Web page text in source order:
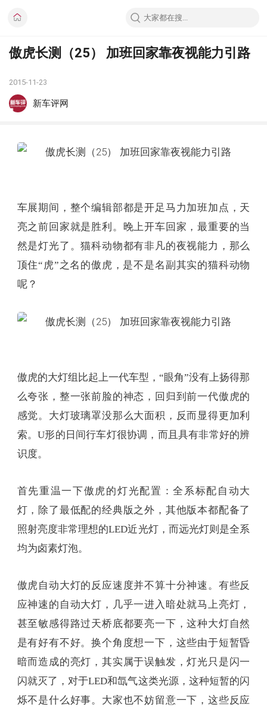
傲虎长测（25） 加班回家靠夜视能力引路
2015-11-23
新车评网
车展期间，整个编辑部都是开足马力加班加点，天
亮之前回家就是胜利。晚上开车回家，最重要的当
然是灯光了。猫科动物都有非凡的夜视能力，那么
顶住“虎”之名的傲虎，是不是名副其实的猫科动物
呢？
傲虎的大灯组比起上一代车型，“眼角”没有上扬得那
么夸张，整一张前脸的神态，回归到前一代傲虎的
感觉。大灯玻璃罩没那么大面积，反而显得更加利
索。U形的日间行车灯很协调，而且具有非常好的辨
识度。
首先重温一下傲虎的灯光配置：全系标配自动大
灯，除了最低配的经典版之外，其他版本都配备了
照射亮度非常理想的LED近光灯，而远光灯则是全系
均为卤素灯泡。
傲虎自动大灯的反应速度并不算十分神速。有些反
应神速的自动大灯，几乎一进入暗处就马上亮灯，
甚至敏感得路过天桥底都要亮一下，这种大灯自然
是有好有不好。换个角度想一下，这些由于短暂昏
暗而造成的亮灯，其实属于误触发，灯光只是闪一
闪就灭了，对于LED和氙气这类光源，这种短暂的闪
烁不是什么好事。大家也不妨留意一下，这些反应